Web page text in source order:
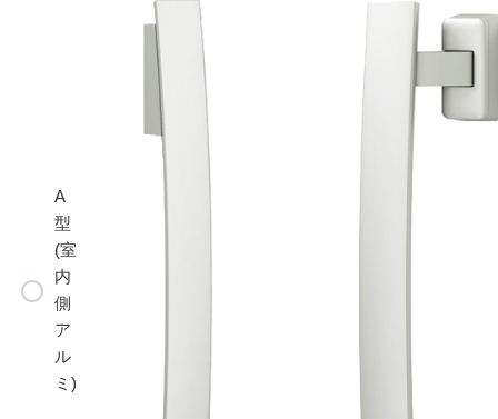
A
型
(室
内
側
ア
ル
ミ)